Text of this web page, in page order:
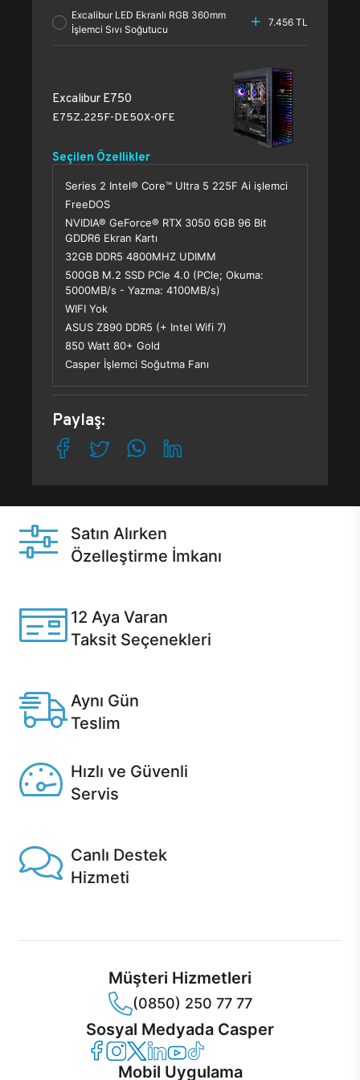
Excalibur LED Ekranlı RGB 360mm
İşlemci Sıvı Soğutucu
7.456 TL
Excalibur E750
E75Z.225F-DE50X-0FE
Seçilen Özellikler
Series 2 Intel® Core™ Ultra 5 225F Ai işlemci
FreeDOS
NVIDIA® GeForce® RTX 3050 6GB 96 Bit
GDDR6 Ekran Kartı
32GB DDR5 4800MHZ UDIMM
500GB M.2 SSD PCle 4.0 (PCle; Okuma:
5000MB/s - Yazma: 4100MB/s)
WIFI Yok
ASUS Z890 DDR5 (+ Intel Wifi 7)
850 Watt 80+ Gold
Casper İşlemci Soğutma Fanı
Paylaş:
Satın Alırken
Özelleştirme İmkanı
12 Aya Varan
Taksit Seçenekleri
Aynı Gün
Teslim
Hızlı ve Güvenli
Servis
Canlı Destek
Hizmeti
Müşteri Hizmetleri
(0850) 250 77 77
Sosyal Medyada Casper
Casper Facebook
Casper Instagram
Casper Twitter
Casper LinkedIn
Casper YouTube
Casper TikTok
Mobil Uygulama